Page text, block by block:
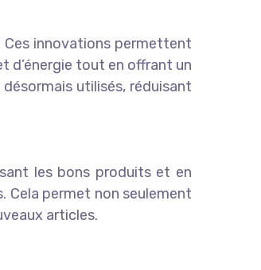
Ces innovations permettent
d’énergie tout en offrant un
utilisés, réduisant
les bons produits et en
Cela permet non seulement
articles.